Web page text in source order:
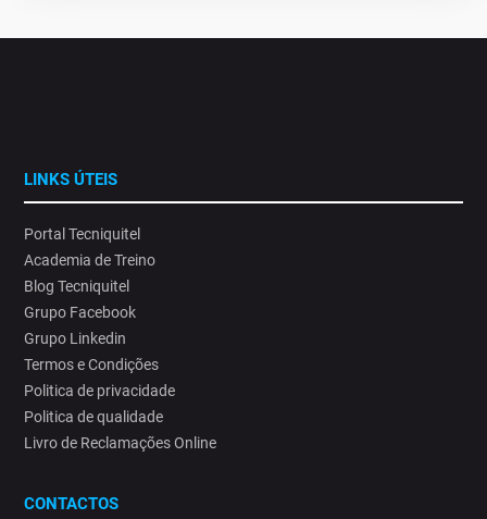
LINKS ÚTEIS
Portal Tecniquitel
Academia de Treino
Blog Tecniquitel
Grupo Facebook
Grupo Linkedin
Termos e Condições
Politica de privacidade
Politica de qualidade
Livro de Reclamações Online
CONTACTOS